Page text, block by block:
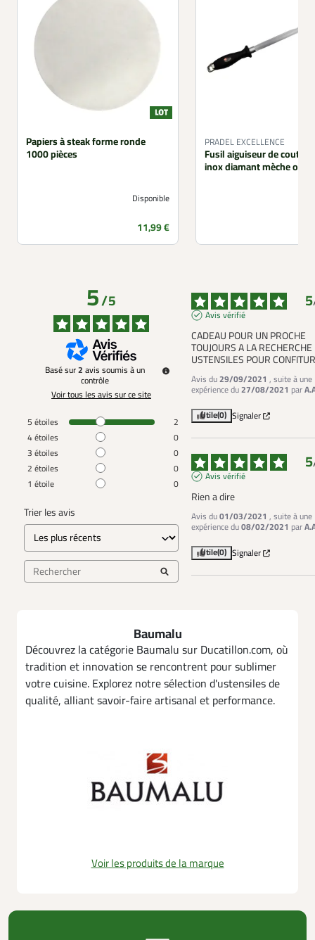
Papiers à steak forme ronde
1000 pièces
Disponible
Prix
11,99 €
PRADEL EXCELLENCE
Fusil aiguiseur de
inox diamant mèche
5/5
Basé sur2 avis soumis à un
contrôle
Voir tous les avis sur ce site
5 étoiles
2
4étoiles
0
3 étoiles
0
2 étoiles
0
1 étoile 0
Trier les avis
5
Avis vérifié
CADEAU POUR UN PROCHE
TOUJOURS A LA
USTENSILES POUR
Avis du29/09/2021 , suite à une
expérience du27/08/2021 par
Utile(0) Signaler
5
Avis vérifié
Rien a dire
Avis du01/03/2021 , suite à une
expérience du08/02/2021 par
Utile(0) Signaler
Baumalu
Découvrez la catégorie Baumalu sur Ducatillon.com, où
tradition et innovation se rencontrent pour sublimer
votre cuisine. Explorez notre sélection d'ustensiles de
qualité, alliant savoir-faire artisanal et performance.
Voir les produits de la marque